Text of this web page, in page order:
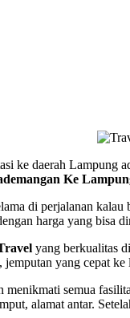
ke daerah Lampung
Ke
di perjalanan
harga yang bisa
yang berkualitas
yang cepat
semua
alamat antar.